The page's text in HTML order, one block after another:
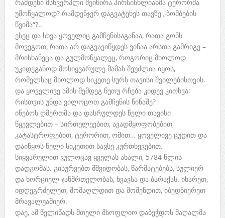
რამდენი მსხვერპლი შეიწირა პირსისხლიანმა ტერორმა
უმოწყალოდ? რამდენჯერ დაგვატეხეს თავზე „ბომბების
წვიმა“?..
ესეც და სხვა ყოველიც გამჩენისაგანაა, რათა გონს
მოვეგოთ, რათა არ დაგვავიწყდეს ვინაა არსთა გამრიგე –
მრისხანეცა და გულმოწყალეც, როგორიც მხოლოდ
უკიდეგანოდ მოსიყვარულე მამას შეუძლია იყოს,
რომელსაც მხოლოდ სიკეთე სურს თავისი შვილებისთვის.
და ყოველივე ამის შემდეგ ნუთუ რჩება კიდევ კითხვა:
რისთვის უნდა ვილოცოთ გამჩენის წინაშე?
ინებოს ღმერთმა და დასრულდეს წელი თავისი
წყევლებით – სირთულეებით, ავადმყოფობებით,
კატასტროფებით, ტერორით, ომით… ყოველივე ცუდით და
დაიწყოს წელი სიკეთით სავსე კურთხევებით.
სიყვარულით ვულოცავ ყველას ახალი, 5784 წლის
დადგომას. გისურვებთ მშვიდობას, წარმატებებს, სულიერ
და ხორციელ ჯანმრთელობას, ხვავსა და ბარაქას. იხარეთ,
იდღეგრძელეთ, მომაღლდით და მოშენდით, იბედნიერეთ
მრავალჟამიერ.
დაე, ამ წელიწადს მთელი მსოფლიო დაბეჭდოს მაღალმა